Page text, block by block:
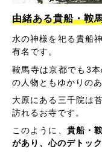
由緒ある貴船・鞍
水の神様を祀る貴船
有名です。
鞍馬寺は京都でも3
の人物ともゆかりの
大原にある三千院は
訪れるお寺です。
このように、 貴船・
があり、心のデトッ